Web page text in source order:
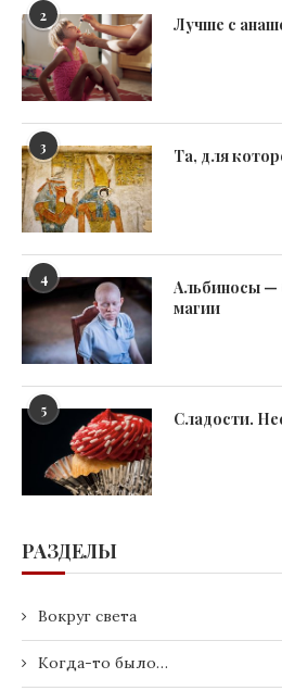
2 Лучше с
3 Та, для
4
Альбиносы —
магии
5 Сладости.
РАЗДЕЛЫ
Вокруг света
Когда-то было…